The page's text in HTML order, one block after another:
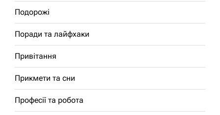
Подорожі
Поради та лайфхаки
Привітання
Прикмети та сни
Професії та робота